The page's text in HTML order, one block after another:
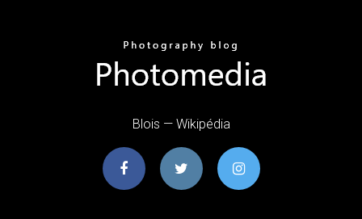
Blois — Wikipédia